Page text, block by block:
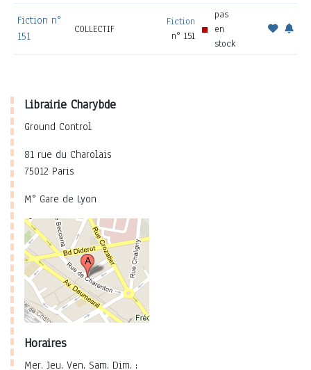
Fiction n°
151
COLLECTIF
Fiction
n° 151
pas
en
stock
Librairie Charybde
Ground Control
81 rue du Charolais
75012 Paris
M° Gare de Lyon
Horaires
Mer. Jeu. Ven. Sam. Dim. :